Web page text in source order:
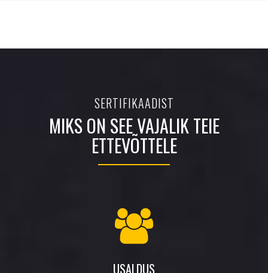
SERTIFIKAADIST
MIKS ON SEE VAJALIK TEIE
ETTEVÕTTELE
USALDUS